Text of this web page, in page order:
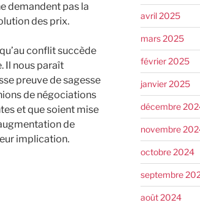
demandent pas la
des prix.
conflit succède
Il nous paraît
preuve de sagesse
de négociations
et que soient mise
de
implication.
avril 2025
mars 2025
février 2025
janvier 2025
décembre
novembre
octobre 2024
septembre
août 2024